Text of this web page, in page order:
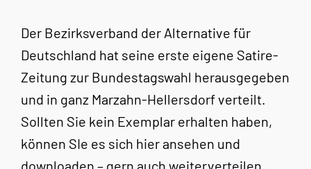
Der Bezirksverband der Alternative für
Deutschland hat seine erste eigene Satire-
Zeitung zur Bundestagswahl herausgegeben
und in ganz Marzahn-Hellersdorf verteilt.
Sollten Sie kein Exemplar erhalten haben,
können SIe es sich hier ansehen und
downloaden – gern auch weiterverteilen,